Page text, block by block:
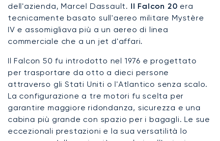
dell'azienda, Marcel Dassault. Il Falcon 20 era
tecnicamente basato sull'aereo militare Mystère
IV e assomigliava più a un aereo di linea
commerciale che a un jet d'affari.
Il Falcon 50 fu introdotto nel 1976 e progettato
per trasportare da otto a dieci persone
attraverso gli Stati Uniti o l'Atlantico senza scalo.
La configurazione a tre motori fu scelta per
garantire maggiore ridondanza, sicurezza e una
cabina più grande con spazio per i bagagli. Le sue
eccezionali prestazioni e la sua versatilità lo